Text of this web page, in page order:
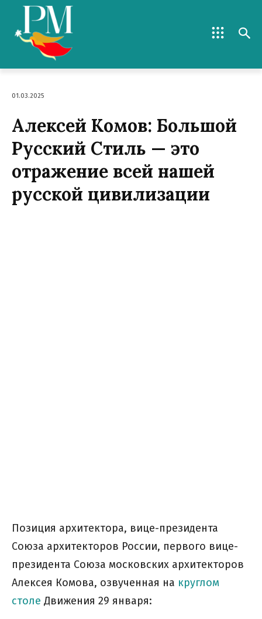
01.03.2025
Алексей Комов: Большой
Русский Стиль — это
отражение всей нашей
русской цивилизации
Позиция архитектора, вице-президента
Союза архитекторов России, первого вице-
президента Союза московских архитекторов
Алексея Комова, озвученная на круглом
столе Движения 29 января: